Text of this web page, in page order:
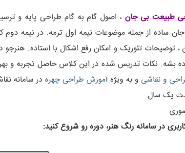
طبیعت بی جان ، اصول گام به گام طراحی پایه و
ساده از جمله موضوعات نیمه اول ترمه. در نیمه
، توضیحات تئوریک و امکان رفع اشکال با استاده.
بشه. نکات تدریس شده در این کلاس حاصل تجربه
و نقاشی و به ویژهآموزش طراحی چهره در سامانه
در سامانه رنگ هنر، دوره رو شروع کنید: